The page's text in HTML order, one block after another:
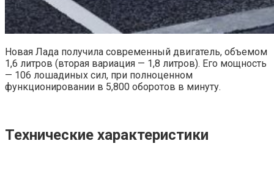
Новая Лада получила современный двигатель, объемом
1,6 литров (вторая вариация — 1,8 литров). Его мощность
— 106 лошадиных сил, при полноценном
функционировании в 5,800 оборотов в минуту.
Технические характеристики